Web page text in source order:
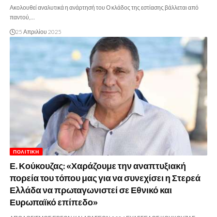
Ακολουθεί αναλυτικά η ανάρτησή του Ο κλάδος της εστίασης βάλλεται από
παντού,…
25 Απριλίου 2025
ΠΟΛΙΤΙΚΉ
Ε. Κούκουζας: «Χαράζουμε την αναπτυξιακή
πορεία του τόπου μας για να συνεχίσει η Στερεά
Ελλάδα να πρωταγωνιστεί σε Εθνικό και
Ευρωπαϊκό επίπεδο»